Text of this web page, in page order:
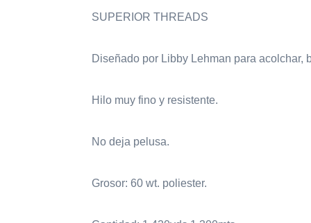
SUPERIOR THREADS
Diseñado por Libby Lehman para acolchar,
Hilo muy fino y resistente.
No deja pelusa.
Grosor: 60 wt. poliester.